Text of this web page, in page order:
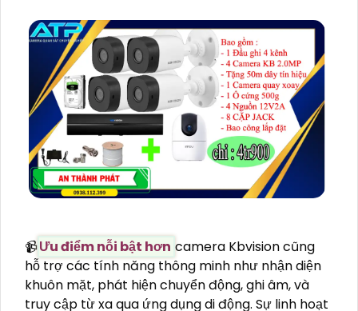
📹Ưu điểm nỗi bật hơn camera Kbvision cũng
hỗ trợ các tính năng thông minh như nhận diện
khuôn mặt, phát hiện chuyển động, ghi âm, và
truy cập từ xa qua ứng dụng di động. Sự linh hoạt